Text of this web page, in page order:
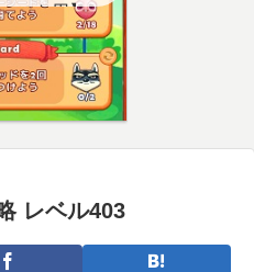
スト用】
レベル403